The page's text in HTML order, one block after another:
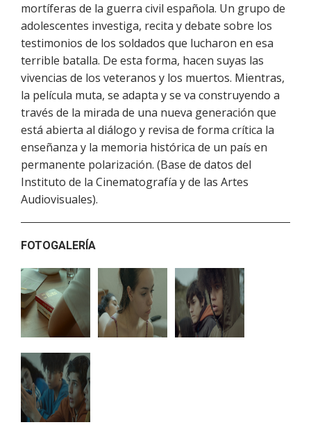
mortíferas de la guerra civil española. Un grupo de
adolescentes investiga, recita y debate sobre los
testimonios de los soldados que lucharon en esa
terrible batalla. De esta forma, hacen suyas las
vivencias de los veteranos y los muertos. Mientras,
la película muta, se adapta y se va construyendo a
través de la mirada de una nueva generación que
está abierta al diálogo y revisa de forma crítica la
enseñanza y la memoria histórica de un país en
permanente polarización. (Base de datos del
Instituto de la Cinematografía y de las Artes
Audiovisuales).
FOTOGALERÍA